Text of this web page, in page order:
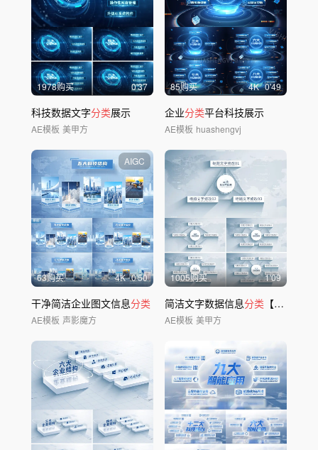
1978购买 0'37
科技数据文字分类展示
AE模板 美甲方
85购买 4K 0'49
企业分类平台科技展示
AE模板 huashengvj
AIGC
63购买 4K 0'50
干净简洁企业图文信息分类
AE模板 声影魔方
1005购买 1'09
简洁文字数据信息分类 【无插件】
AE模板 美甲方